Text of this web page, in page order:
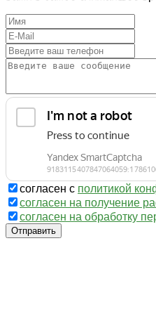
согласен с политикой
согласен на получение
согласен на обработку
Отправить